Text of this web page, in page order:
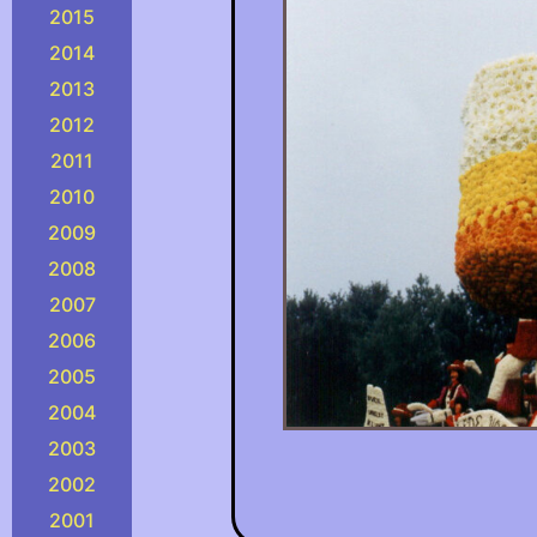
2015
2014
2013
2012
2011
2010
2009
2008
2007
2006
2005
2004
2003
2002
2001